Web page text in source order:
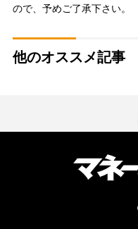
ので、予めご了承下さい。
他のオススメ記事